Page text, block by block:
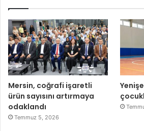
Mersin, coğrafi işaretli
ürün sayısını artırmaya
odaklandı
Temmuz 5, 2026